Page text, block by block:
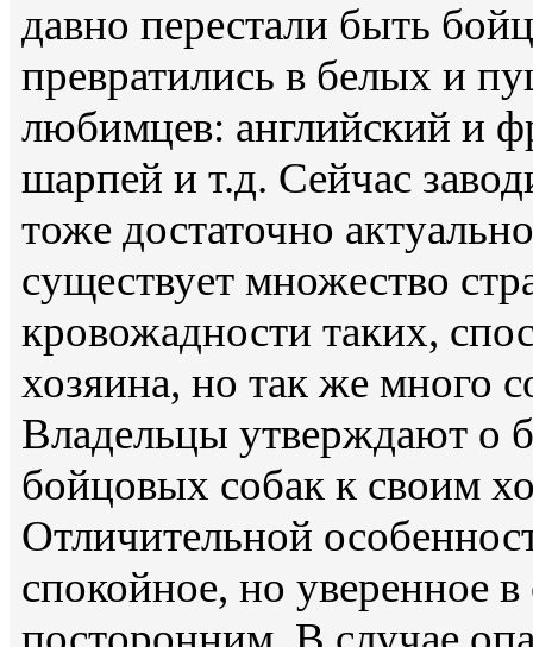
давно перестали быть
превратились в белых и
любимцев: английский и
шарпей и т.д. Сейчас
тоже достаточно
существует множество
кровожадности таких,
хозяина, но так же много
Владельцы утверждают о
бойцовых собак к своим
Отличительной
спокойное, но уверенное